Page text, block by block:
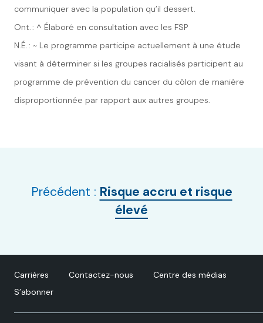
communiquer avec la population qu’il dessert.
Ont. : ^ Élaboré en consultation avec les FSP
N.É. : ~ Le programme participe actuellement à une étude
visant à déterminer si les groupes racialisés participent au
programme de prévention du cancer du côlon de manière
disproportionnée par rapport aux autres groupes.
Précédent : Risque accru et risque
élevé
Carrières Contactez-nous
Centre des médias
S’abonner